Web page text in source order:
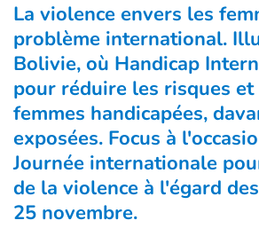
La violence envers les
problème international.
Bolivie, où Handicap
pour réduire les risques
femmes handicapées,
exposées. Focus à
Journée internationale
de la violence à l'égard
25 novembre.